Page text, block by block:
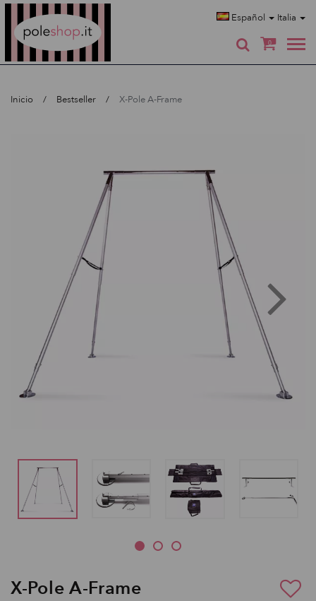
Español Italia
0
Inicio Bestseller X-Pole A-Frame
X-Pole A-Frame